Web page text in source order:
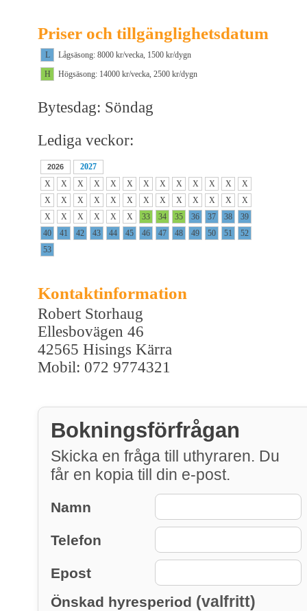
Priser och tillgänglighetsdatum
L
Lågsäsong: 8000 kr/vecka, 1500 kr/dygn
H
Högsäsong: 14000 kr/vecka, 2500 kr/dygn
Bytesdag: Söndag
Lediga veckor:
2026
2027
X
X X X X X X X X X X X
X
X
X X X X X X X X X X X
X
X
X X X X X 33 34 35 36 37 38
39
40
41 42 43 44 45 46 47 48 49 50 51
52
53
Kontaktinformation
Robert Storhaug
Ellesbovägen 46
42565 Hisings Kärra
Mobil: 072 9774321
Bokningsförfrågan
Skicka en fråga till uthyraren. Du
får en kopia till din e-post.
Namn
Telefon
Epost
Önskad hyresperiod (valfritt)